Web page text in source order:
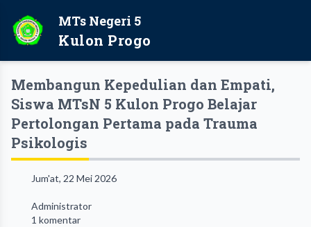
MTs Negeri 5
Kulon Progo
Membangun Kepedulian dan Empati,
Siswa MTsN 5 Kulon Progo Belajar
Pertolongan Pertama pada Trauma
Psikologis
Jum'at, 22 Mei 2026
Administrator
1 komentar